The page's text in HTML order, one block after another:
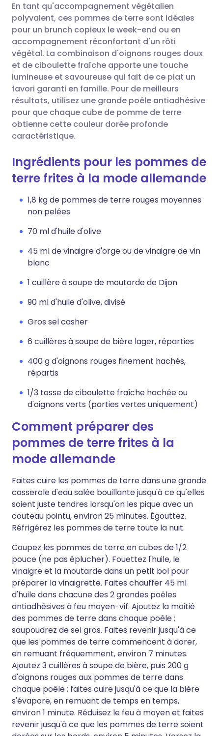
Copier le lien
En tant qu'accompagnement végétalien
polyvalent, ces pommes de terre sont idéales
pour un brunch copieux le week-end ou en
accompagnement réconfortant d'un rôti
végétal. La combinaison d'oignons rouges doux
et de ciboulette fraîche apporte une touche
lumineuse et savoureuse qui fait de ce plat un
favori garanti en famille. Pour de meilleurs
résultats, utilisez une grande poêle antiadhésive
pour que chaque cube de pomme de terre
obtienne cette couleur dorée profonde
caractéristique.
Ingrédients pour les pommes de
terre frites à la mode allemande
1,8 kg de pommes de terre rouges moyennes
non pelées
70 ml d'huile d'olive
45 ml de vinaigre d'orge ou de vinaigre de vin
blanc
1 cuillère à soupe de moutarde de Dijon
90 ml d'huile d'olive, divisé
Gros sel casher
6 cuillères à soupe de bière lager, réparties
400 g d'oignons rouges finement hachés,
répartis
1/3 tasse de ciboulette fraîche hachée ou
d'oignons verts (parties vertes uniquement)
Comment préparer des
pommes de terre frites à la
mode allemande
Faites cuire les pommes de terre dans une grande
casserole d'eau salée bouillante jusqu'à ce qu'elles
soient juste tendres lorsqu'on les pique avec un
couteau pointu, environ 25 minutes. Égouttez.
Réfrigérez les pommes de terre toute la nuit.
Coupez les pommes de terre en cubes de 1/2
pouce (ne pas éplucher). Fouettez l'huile, le
vinaigre et la moutarde dans un petit bol pour
préparer la vinaigrette. Faites chauffer 45 ml
d'huile dans chacune des 2 grandes poêles
antiadhésives à feu moyen-vif. Ajoutez la moitié
des pommes de terre dans chaque poêle ;
saupoudrez de sel gros. Faites revenir jusqu'à ce
que les pommes de terre commencent à dorer,
en remuant fréquemment, environ 7 minutes.
Ajoutez 3 cuillères à soupe de bière, puis 200 g
d'oignons rouges aux pommes de terre dans
chaque poêle ; faites cuire jusqu'à ce que la bière
s'évapore, en remuant de temps en temps,
environ 1 minute. Réduisez le feu à moyen et faites
revenir jusqu'à ce que les pommes de terre soient